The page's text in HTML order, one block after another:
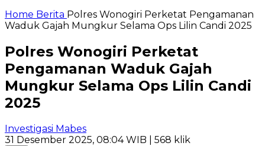
Home Berita Polres Wonogiri Perketat Pengamanan
Waduk Gajah Mungkur Selama Ops Lilin Candi 2025
Polres Wonogiri Perketat
Pengamanan Waduk Gajah
Mungkur Selama Ops Lilin Candi
2025
Investigasi Mabes
31 Desember 2025, 08:04 WIB | 568 klik